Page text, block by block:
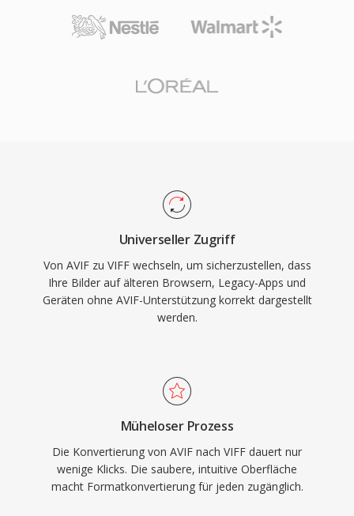
Universeller Zugriff
Von AVIF zu VIFF wechseln, um sicherzustellen, dass
Ihre Bilder auf älteren Browsern, Legacy-Apps und
Geräten ohne AVIF-Unterstützung korrekt dargestellt
werden.
Müheloser Prozess
Die Konvertierung von AVIF nach VIFF dauert nur
wenige Klicks. Die saubere, intuitive Oberfläche
macht Formatkonvertierung für jeden zugänglich.